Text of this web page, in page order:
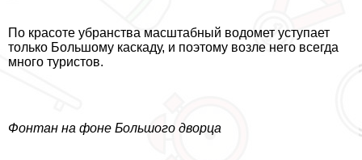
По красоте убранства масштабный водомет уступает
только Большому каскаду, и поэтому возле него всегда
много туристов.
Фонтан на фоне Большого дворца